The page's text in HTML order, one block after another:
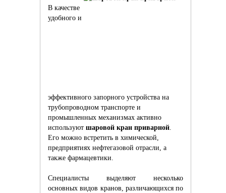
В качестве
удобного и
эффективного запорного устройства на
трубопроводном транспорте и
промышленных механизмах активно
используют шаровой кран приварной.
Его можно встретить в химической,
предприятиях нефтегазовой отрасли, а
также фармацевтики.
Специалисты выделяют несколько
основных видов кранов, различающихся по